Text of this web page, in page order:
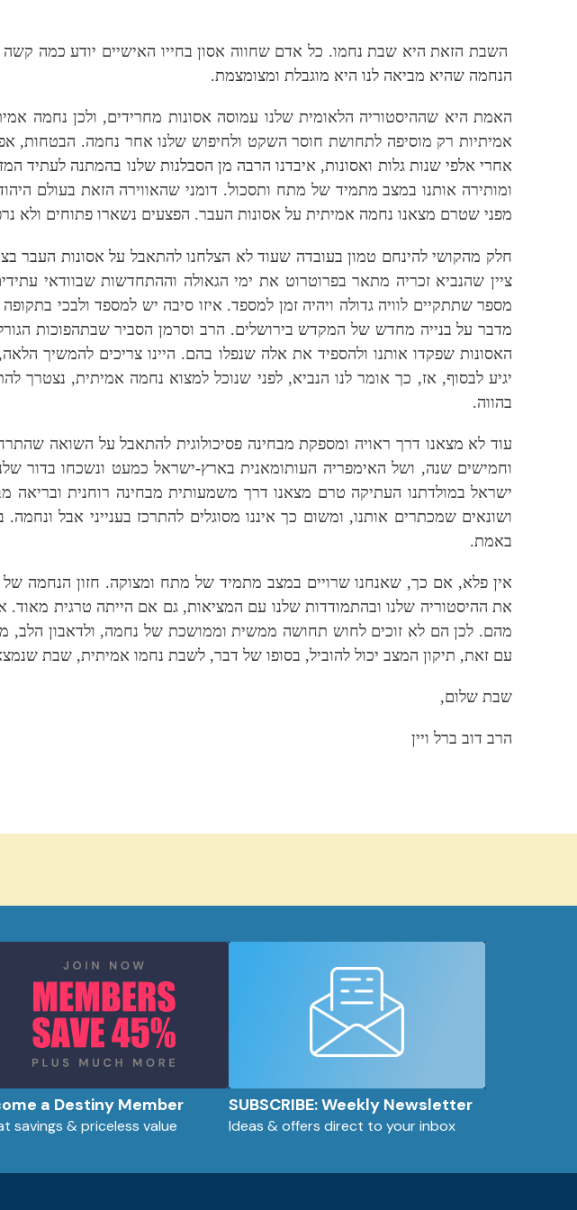
השבת הזאת היא שבת נחמו. כל אדם שחווה אסון בחייו האישיים יודע כמה
הנחמה שהיא מביאה לנו היא מוגבלת ומצומצמת.
האמת היא שההיסטוריה הלאומית שלנו עמוסה אסונות מחרידים, ולכן נחמה
אמיתיות רק מוסיפה לתחושת חוסר השקט ולחיפוש שלנו אחר נחמה. הבטחות,
אחרי אלפי שנות גלות ואסונות, איבדנו הרבה מן הסבלנות שלנו בהמתנה לעתיד
ומותירה אותנו במצב מתמיד של מתח ותסכול. דומני שהאווירה הזאת בעולם
מפני שטרם מצאנו נחמה אמיתית על אסונות העבר. הפצעים נשארו פתוחים ולא
חלק מהקושי להינחם טמון בעובדה שעוד לא הצלחנו להתאבל על אסונות
ציין שהנביא זכריה מתאר בפרוטרוט את ימי הגאולה וההתחדשות שבוודאי
מספר שתתקיים לוויה גדולה ויהיה זמן למספד. איזו סיבה יש למספד ולבכי
מדבר על בנייה מחדש של המקדש בירושלים. הרב וסרמן הסביר שבתהפוכות
האסונות שפקדו אותנו ולהספיד את אלה שנפלו בהם. היינו צריכים להמשיך
יגיע לבסוף, אז, כך אומר לנו הנביא, לפני שנוכל למצוא נחמה אמיתית,
בהווה.
עוד לא מצאנו דרך ראויה ומספקת מבחינה פסיכולוגית להתאבל על השואה
וחמישים שנה, ושל האימפריה העותומאנית בארץ-ישראל כמעט ונשכחו בדור
ישראל במולדתנו העתיקה טרם מצאנו דרך משמעותית מבחינה רוחנית ובריאה
ושונאים שמכתרים אותנו, ומשום כך איננו מסוגלים להתרכז בענייני אבל
באמת.
אין פלא, אם כך, שאנחנו שרויים במצב מתמיד של מתח ומצוקה. חזון הנחמה
את ההיסטוריה שלנו ובהתמודדות שלנו עם המציאות, גם אם הייתה טרגית
מהם. לכן הם לא זוכים לחוש תחושה ממשית וממושכת של נחמה, ולדאבון הלב,
עם זאת, תיקון המצב יכול להוביל, בסופו של דבר, לשבת נחמו אמיתית, שבת
שבת שלום,
הרב דוב ברל ויין
a Destiny Member
savings & priceless value
SUBSCRIBE: Weekly Newsletter
Ideas & offers direct to your inbox